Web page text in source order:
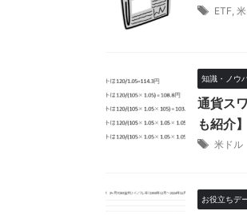
ETF,
知識・ノウ
通貨ス
も紹介】
米ドル
お役立ちデ